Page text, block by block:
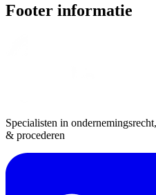
Footer informatie
Specialisten in
& procederen